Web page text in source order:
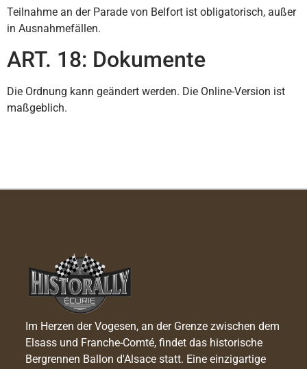
Teilnahme an der Parade von Belfort ist obligatorisch, außer
in Ausnahmefällen.
ART. 18: Dokumente
Die Ordnung kann geändert werden. Die Online-Version ist
maßgeblich.
Im Herzen der Vogesen, an der Grenze zwischen dem
Elsass und Franche-Comté, findet das historische
Bergrennen Ballon d'Alsace statt. Eine einzigartige